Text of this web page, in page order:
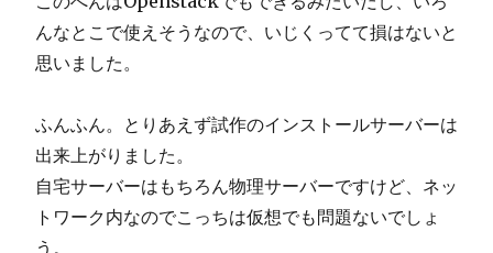
んなとこで使えそうなので、いじくってて損はないと
思いました。
ふんふん。とりあえず試作のインストールサーバーは
出来上がりました。
自宅サーバーはもちろん物理サーバーですけど、ネッ
トワーク内なのでこっちは仮想でも問題ないでしょ
う。